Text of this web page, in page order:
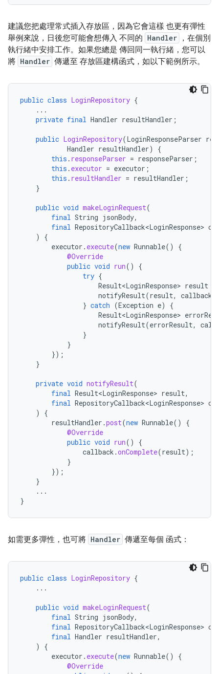
建議您把處理常式插入存放區，因為它會這樣 也更有彈性
舉例來說，日後您可能會想傳入 不同的 Handler
，在個別
執行緒中安排工作。如果您總是 傳回同一執行緒，您可以
將 Handler 傳遞至 存放區建構函式，如以下範例所示。
public class LoginRepository {
...
private final Handler resultHandler ;
public LoginRepository(LoginResponseParser
Handler resultHandler)
{
this . responseParser = responseParser ;
this . executor = executor ;
this . resultHandler = resultHandler ;
}
public void makeLoginRequest(
final String jsonBody,
final RepositoryCallback<LoginResponse>
)
{
executor . execute(new Runnable()
{
@Override
public void run()
{
try {
Result<LoginResponse> result
notifyResult(result, callback
} catch (Exception e)
{
Result<LoginResponse>
notifyResult(errorResult,
}
}
});
}
private void notifyResult(
final Result<LoginResponse> result,
final RepositoryCallback<LoginResponse>
)
{
resultHandler .post(new Runnable()
{
@Override
public void run()
{
callback .onComplete(result);
}
});
}
...
}
如需更多彈性，也可將 Handler 傳遞至每個 函式：
public class LoginRepository {
...
public void makeLoginRequest(
final String jsonBody,
final RepositoryCallback<LoginResponse>
final Handler resultHandler,
)
{
executor . execute(new Runnable()
{
@Override